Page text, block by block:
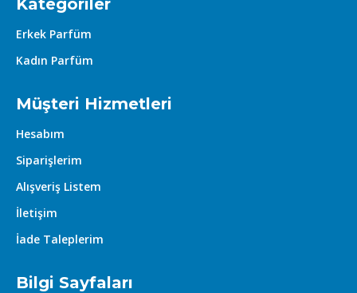
Kategoriler
Erkek Parfüm
Kadın Parfüm
Müşteri Hizmetleri
Hesabım
Siparişlerim
Alışveriş Listem
İletişim
İade Taleplerim
Bilgi Sayfaları